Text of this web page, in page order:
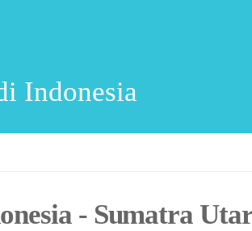
Indonesia
- Sumatra